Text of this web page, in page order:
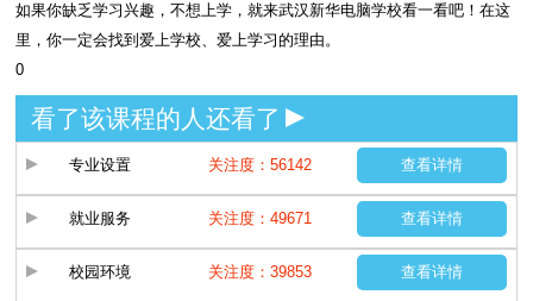
如果你缺乏学习兴趣，不想上学，就来武汉新华电脑学校看一看吧！在这
里，你一定会找到爱上学校、爱上学习的理由。
0
看了该课程的人还看了
专业设置 关注度：56142 查看详情
就业服务 关注度：49671 查看详情
校园环境 关注度：39853 查看详情